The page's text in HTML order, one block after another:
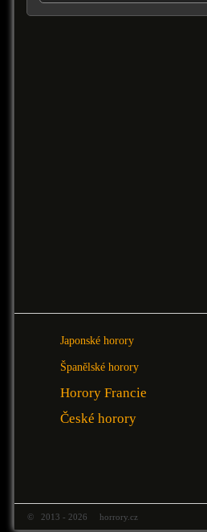
Japonské horory
Španělské horory
Horory Francie
České horory
© 2013 - 2026 horrory.cz